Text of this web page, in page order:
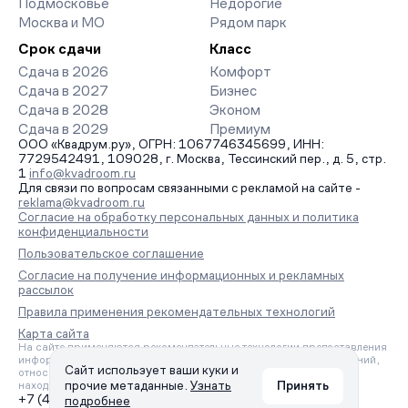
Подмосковье
Москва и МО
Недорогие
Рядом парк
Срок сдачи
Сдача в 2026
Сдача в 2027
Сдача в 2028
Сдача в 2029
Класс
Комфорт
Бизнес
Эконом
Премиум
ООО «Квадрум.ру», ОГРН: 1067746345699, ИНН:
7729542491, 109028, г. Москва, Тессинский пер., д. 5, стр.
1 info@kvadroom.ru
Для связи по вопросам связанными с рекламой на сайте -
reklama@kvadroom.ru
Согласие на обработку персональных данных и политика
конфиденциальности
Пользовательское соглашение
Согласие на получение информационных и рекламных
рассылок
Правила применения рекомендательных технологий
Карта сайта
На сайте применяются рекомендательные технологии предоставления
информации на основе сбора, систематизации и анализа сведений,
относящихся к предпочтениям пользователей сети «Интернет»,
находящихся на территории Российской Федерации.
+7 (495) 157-88-80
Сайт использует ваши куки и
прочие метаданные. Узнать
подробнее
Принять